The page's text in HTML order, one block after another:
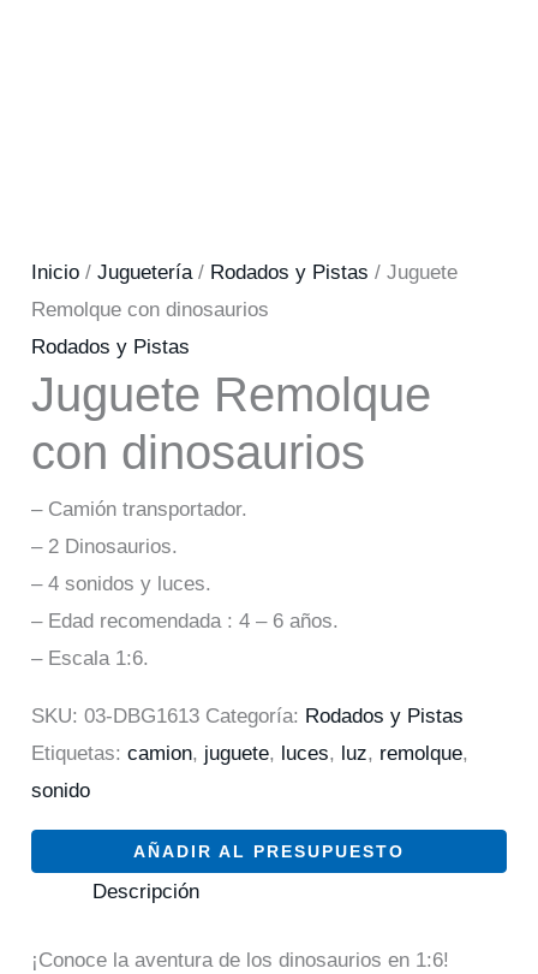
Inicio /Juguetería/ Rodados y Pistas / Juguete
Remolque con dinosaurios
Rodados y Pistas
Juguete Remolque
con dinosaurios
– Camión transportador.
– 2 Dinosaurios.
– 4 sonidos y luces.
– Edad recomendada : 4 – 6 años.
– Escala 1:6.
SKU:03-DBG1613 Categoría: Rodados y Pistas
Etiquetas:camion, juguete, luces, luz, remolque,
sonido
AÑADIR AL PRESUPUESTO
Descripción
¡Conoce la aventura de los dinosaurios en 1:6!